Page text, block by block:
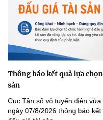
Thông báo kết quả lựa
sản
Cục Tần số vô tuyến điện
ngày 07/8/2026 thông báo